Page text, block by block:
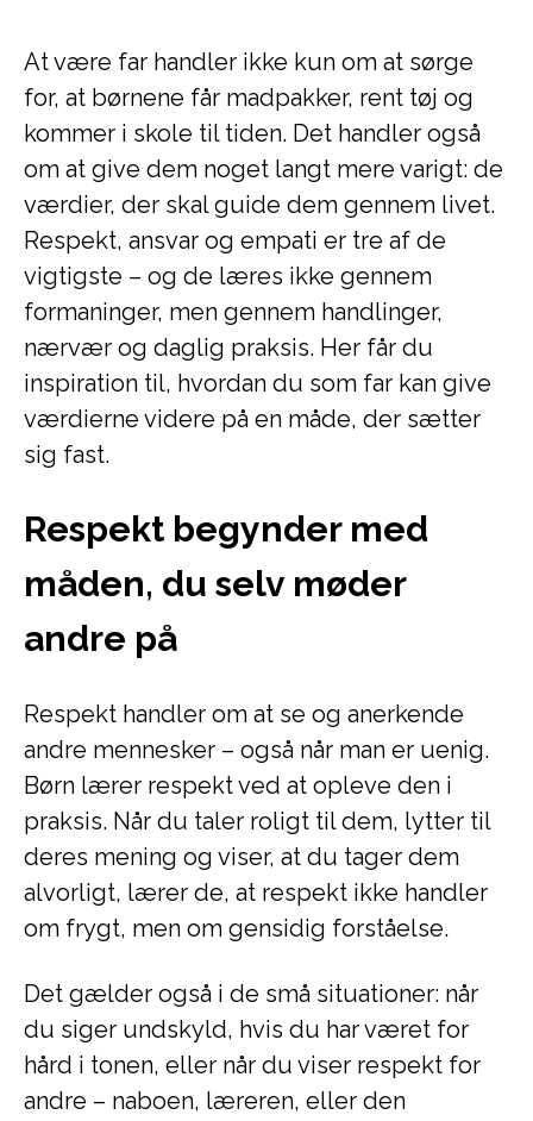
At være far handler ikke kun om at sørge
for, at børnene får madpakker, rent tøj og
kommer i skole til tiden. Det handler også
om at give dem noget langt mere varigt: de
værdier, der skal guide dem gennem livet.
Respekt, ansvar og empati er tre af de
vigtigste – og de læres ikke gennem
formaninger, men gennem handlinger,
nærvær og daglig praksis. Her får du
inspiration til, hvordan du som far kan give
værdierne videre på en måde, der sætter
sig fast.
Respekt begynder med
måden, du selv møder
andre på
Respekt handler om at se og anerkende
andre mennesker – også når man er uenig.
Børn lærer respekt ved at opleve den i
praksis. Når du taler roligt til dem, lytter til
deres mening og viser, at du tager dem
alvorligt, lærer de, at respekt ikke handler
om frygt, men om gensidig forståelse.
Det gælder også i de små situationer: når
du siger undskyld, hvis du har været for
hård i tonen, eller når du viser respekt for
andre – naboen, læreren, eller den